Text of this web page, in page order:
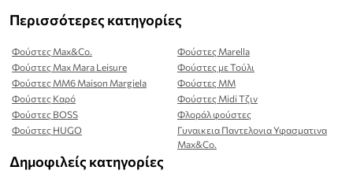
Περισσότερες κατηγορίες
Φούστες Max&Co.
Φούστες Marella
Φούστες Max Mara Leisure
Φούστες με Τούλι
Φούστες MM6 Maison Margiela
Φούστες MM
Φούστες Καρό
Φούστες Midi Τζιν
Φούστες BOSS
Φλοράλ φούστες
Φούστες HUGO
Γυναικεια Παντελονια Υφασματινα
Max&Co.
Δημοφιλείς κατηγορίες